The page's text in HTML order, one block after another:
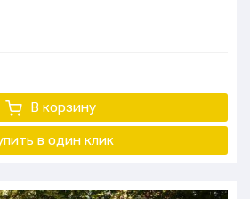
В корзину
в один клик